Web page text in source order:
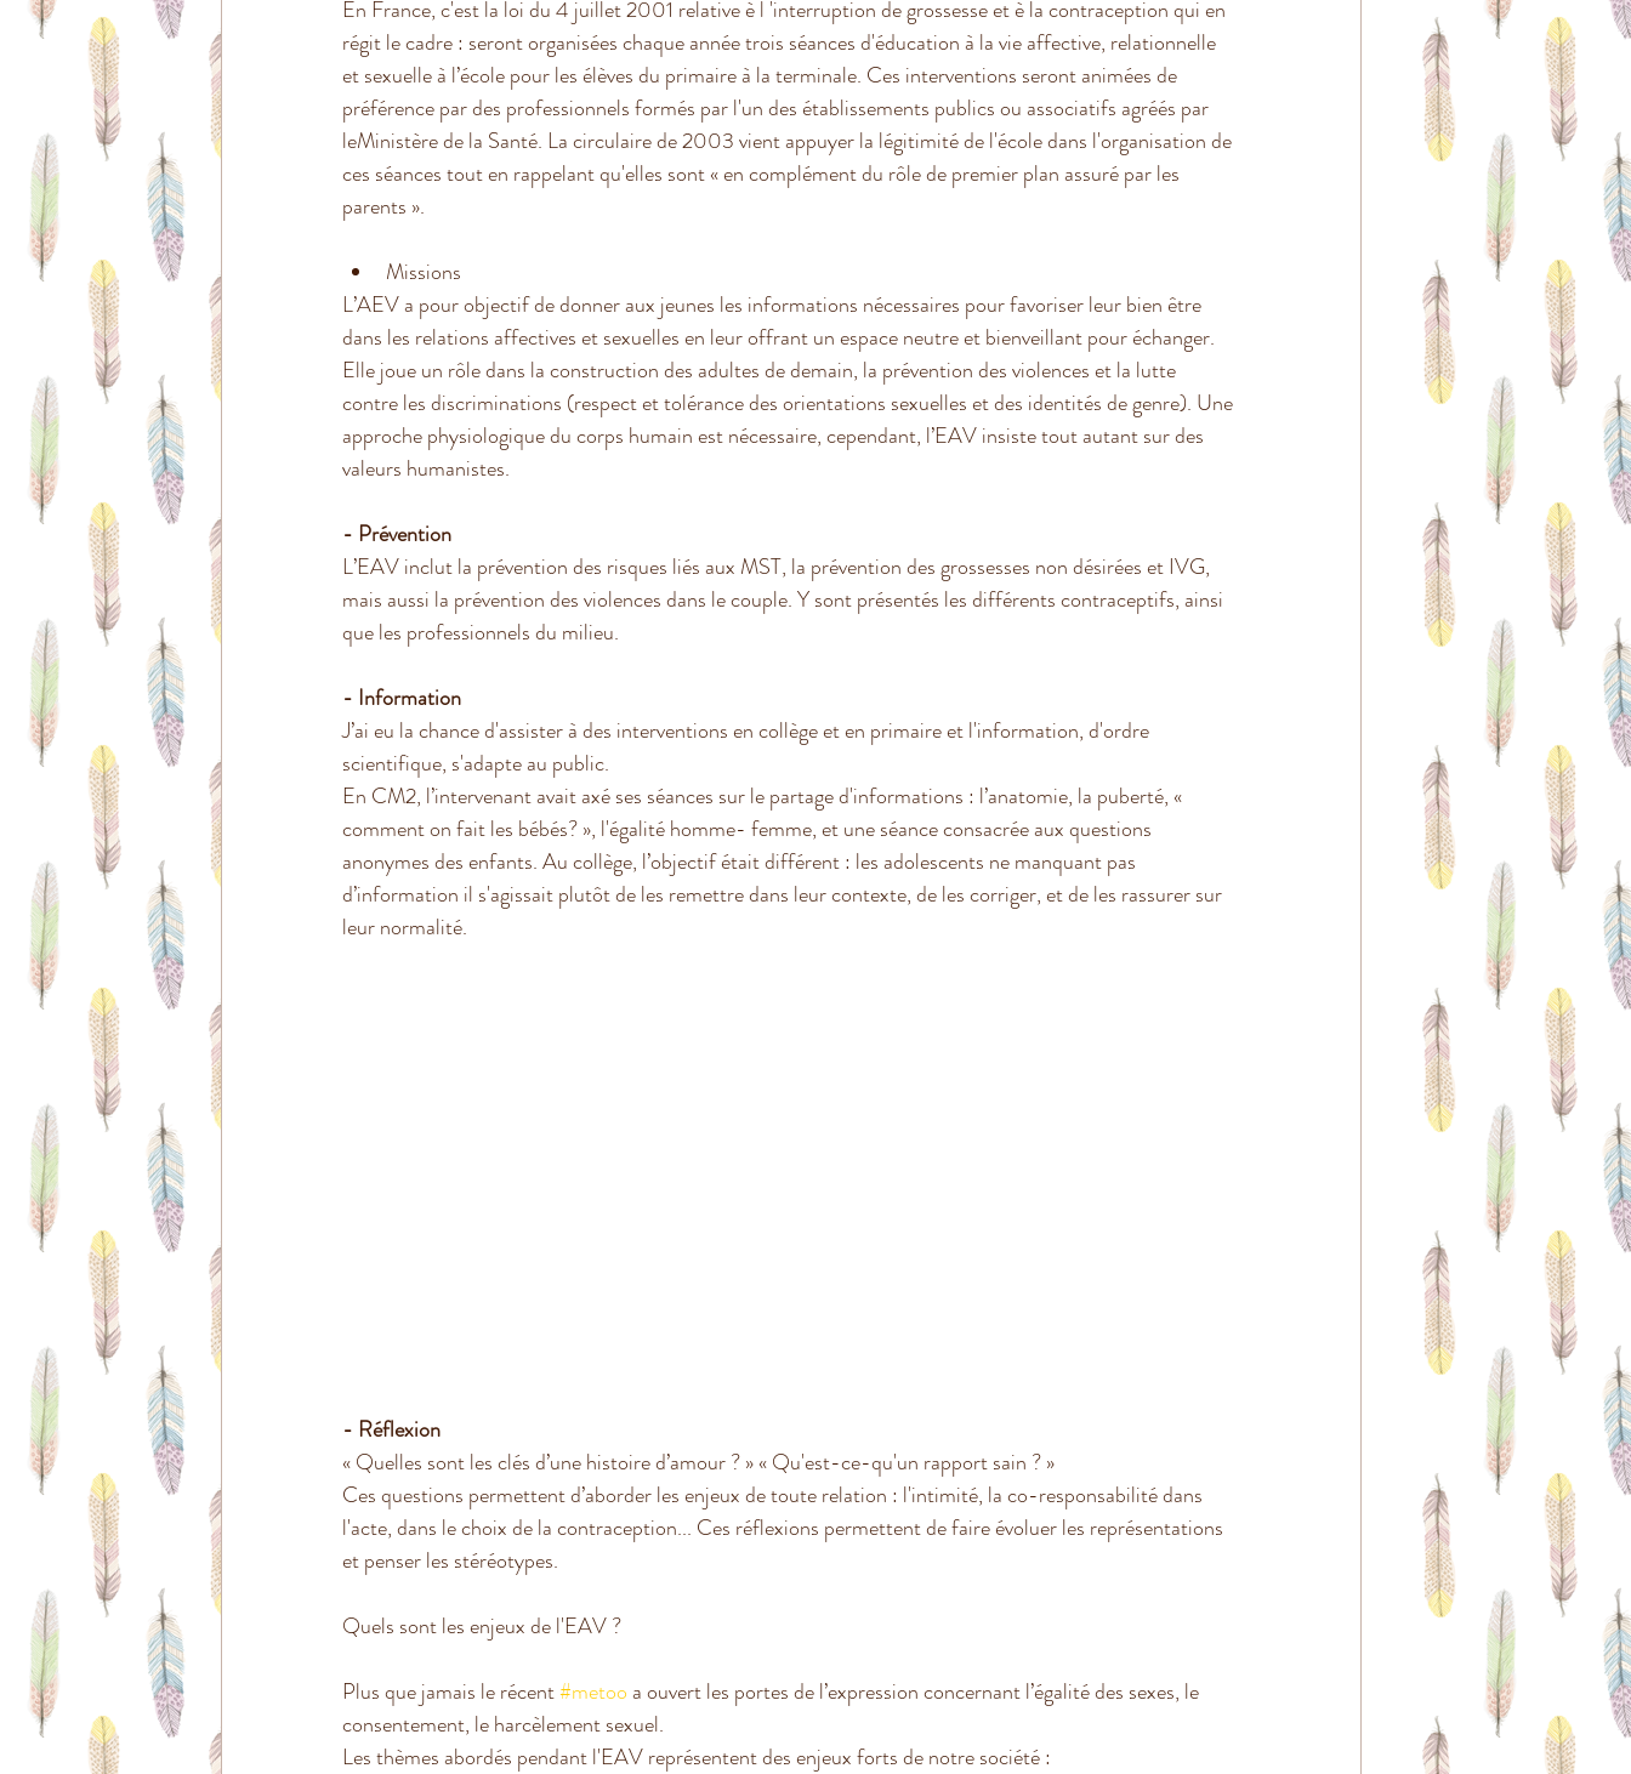
En France, c'est la loi du 4 juillet 2001 relative è l 'interruption de grossesse et è la contraception qui en
régit le cadre : seront organisées chaque année trois séances d'éducation à la vie affective, relationnelle
et sexuelle à l’école pour les élèves du primaire à la terminale. Ces interventions seront animées de
préférence par des professionnels formés par l'un des établissements publics ou associatifs agréés par
leMinistère de la Santé. La circulaire de 2003 vient appuyer la légitimité de l'école dans l'organisation de
ces séances tout en rappelant qu'elles sont « en complément du rôle de premier plan assuré par les
parents ».
Missions
L’AEV a pour objectif de donner aux jeunes les informations nécessaires pour favoriser leur bien être
dans les relations affectives et sexuelles en leur offrant un espace neutre et bienveillant pour échanger.
Elle joue un rôle dans la construction des adultes de demain, la prévention des violences et la lutte
contre les discriminations (respect et tolérance des orientations sexuelles et des identités de genre). Une
approche physiologique du corps humain est nécessaire, cependant, l’EAV insiste tout autant sur des
valeurs humanistes.
- Prévention
L’EAV inclut la prévention des risques liés aux MST, la prévention des grossesses non désirées et IVG,
mais aussi la prévention des violences dans le couple. Y sont présentés les différents contraceptifs, ainsi
que les professionnels du milieu.
- Information
J’ai eu la chance d'assister à des interventions en collège et en primaire et l'information, d'ordre
scientifique, s'adapte au public.
En CM2, l’intervenant avait axé ses séances sur le partage d'informations : l’anatomie, la puberté, «
comment on fait les bébés? », l'égalité homme- femme, et une séance consacrée aux questions
anonymes des enfants. Au collège, l’objectif était différent : les adolescents ne manquant pas
d’information il s'agissait plutôt de les remettre dans leur contexte, de les corriger, et de les rassurer sur
leur normalité.
- Réflexion
« Quelles sont les clés d’une histoire d’amour ? » « Qu'est-ce-qu'un rapport sain ? »
Ces questions permettent d’aborder les enjeux de toute relation : l'intimité, la co-responsabilité dans
l'acte, dans le choix de la contraception... Ces réflexions permettent de faire évoluer les représentations
et penser les stéréotypes.
Quels sont les enjeux de l'EAV ?
Plus que jamais le récent #metoo a ouvert les portes de l’expression concernant l’égalité des sexes, le
consentement, le harcèlement sexuel.
Les thèmes abordés pendant l'EAV représentent des enjeux forts de notre société :